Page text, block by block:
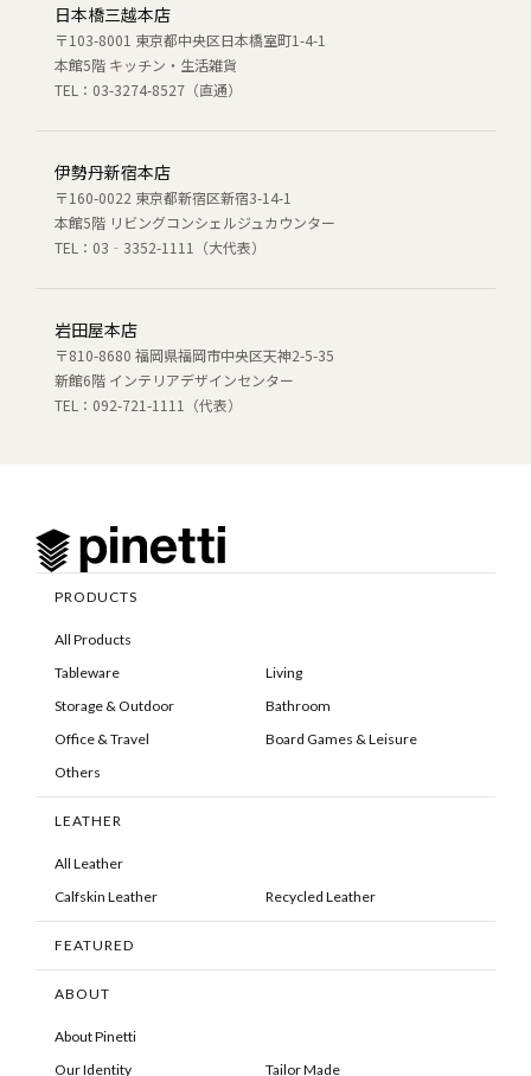
日本橋三越本店
〒103-8001 東京都中央区日本橋室町1-4-1
本館5階 キッチン・生活雑貨
TEL：03-3274-8527（直通）
伊勢丹新宿本店
〒160-0022 東京都新宿区新宿3-14-1
本館5階 リビングコンシェルジュカウンター
TEL：03‐3352-1111（大代表）
岩田屋本店
〒810-8680 福岡県福岡市中央区天神2-5-35
新館6階 インテリアデザインセンター
TEL：092-721-1111（代表）
PRODUCTS
All Products
Tableware
Living
Storage & Outdoor
Bathroom
Office & Travel
Board Games & Leisure
Others
LEATHER
All Leather
Calfskin Leather
Recycled Leather
FEATURED
ABOUT
About Pinetti
Our Identity
Tailor Made